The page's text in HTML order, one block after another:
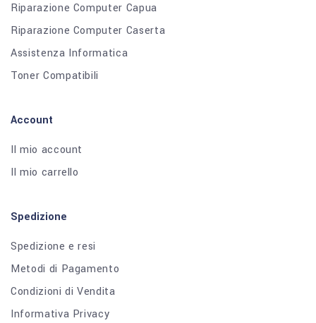
Riparazione Computer Capua
Riparazione Computer Caserta
Assistenza Informatica
Toner Compatibili
Account
Il mio account
Il mio carrello
Spedizione
Spedizione e resi
Metodi di Pagamento
Condizioni di Vendita
Informativa Privacy